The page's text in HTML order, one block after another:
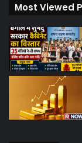
Most Viewed